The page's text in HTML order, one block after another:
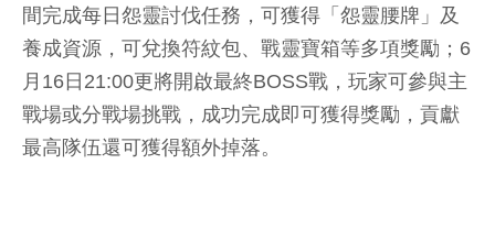
間完成每日怨靈討伐任務，可獲得「怨靈腰牌」及
養成資源，可兌換符紋包、戰靈寶箱等多項獎勵；6
月16日21:00更將開啟最終BOSS戰，玩家可參與主
戰場或分戰場挑戰，成功完成即可獲得獎勵，貢獻
最高隊伍還可獲得額外掉落。